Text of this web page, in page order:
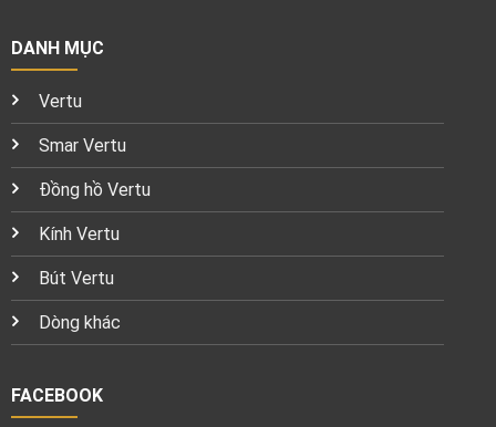
DANH MỤC
Vertu
Smar Vertu
Đồng hồ Vertu
Kính Vertu
Bút Vertu
Dòng khác
FACEBOOK